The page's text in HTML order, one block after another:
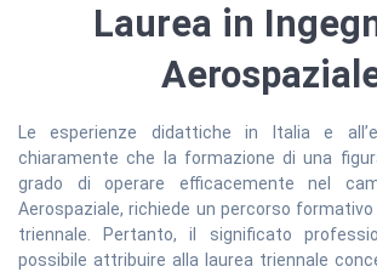
Laurea in
Le esperienze didattiche in Italia e
chiaramente che la formazione di una
grado di operare efficacemente nel
Aerospaziale, richiede un percorso formativo
triennale. Pertanto, il significato
possibile attribuire alla laurea triennale